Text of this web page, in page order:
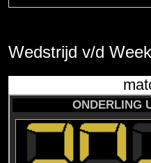
Wedstrijd v/d Week
ONDERLING